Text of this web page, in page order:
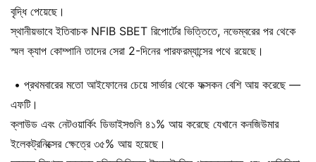
বৃদ্ধি পেয়েছে।
স্থানীয়ভাবে ইতিবাচক NFIB SBET রিপোর্টের ভিত্তিতে, নভেম্বরের পর থেকে
স্মল ক্যাপ কোম্পানি তাদের সেরা 2-দিনের পারফরম্যান্সের পথে রয়েছে।
• প্রথমবারের মতো আইফোনের চেয়ে সার্ভার থেকে ফক্সকন বেশি আয় করেছে —
এফটি।
ক্লাউড এবং নেটওয়ার্কিং ডিভাইসগুলি ৪১% আয় করেছে যেখানে কনজিউমার
ইলেকট্রনিক্সের ক্ষেত্রে ৩৫% আয় হয়েছে।